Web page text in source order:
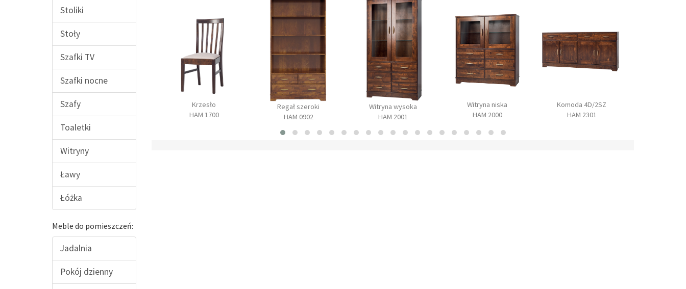
Stoliki
Stoły
Szafki TV
Szafki nocne
Szafy
Toaletki
Witryny
Ławy
Łóżka
Meble do pomieszczeń:
Jadalnia
Pokój dzienny
Stół rozkładany 160
HAM 1600
Krzesło
HAM 1700
Regał szeroki
HAM 0902
Witryna wysoka
HAM 2001
Witryna niska
HAM 2000
Komoda 4D/2SZ
HAM 2301